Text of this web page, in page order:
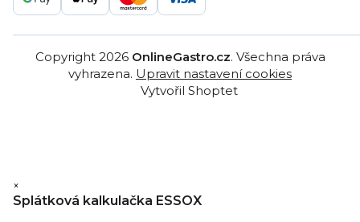
Vytvořil Shoptet
Copyright 2026 OnlineGastro.cz. Všechna práva
vyhrazena. Upravit nastavení cookies
×
Splátková kalkulačka ESSOX